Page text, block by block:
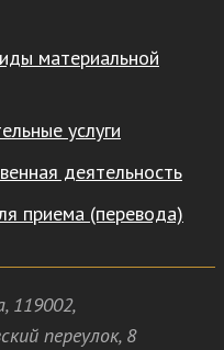
материальной
услуги
деятельность
приема (перевода)
, 119002,
переулок,8